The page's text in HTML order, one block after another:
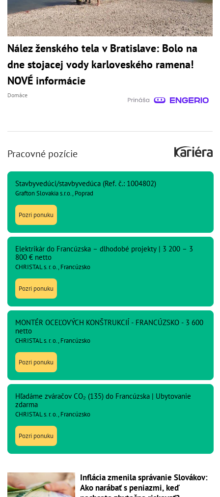
Nález ženského tela v Bratislave: Bolo na
dne stojacej vody karloveského ramena!
NOVÉ informácie
Domáce
Pracovné pozície
Stavbyvedúci/stavbyvedúca (Ref. č.: 1004802)
Grafton Slovakia s.r.o., Poprad
Pozri ponuku
Elektrikár do Francúzska – dlhodobé projekty | 3 200 – 3
800 € netto
CHRISTAL s. r. o., Francúzsko
Pozri ponuku
MONTÉR OCEĽOVÝCH KONŠTRUKCIÍ - FRANCÚZSKO - 3 600
netto
CHRISTAL s. r. o., Francúzsko
Pozri ponuku
Hľadáme zváračov CO₂ (135) do Francúzska | Ubytovanie
zdarma
CHRISTAL s. r. o., Francúzsko
Pozri ponuku
Inflácia zmenila správanie Slovákov:
Ako narábať s peniazmi, keď